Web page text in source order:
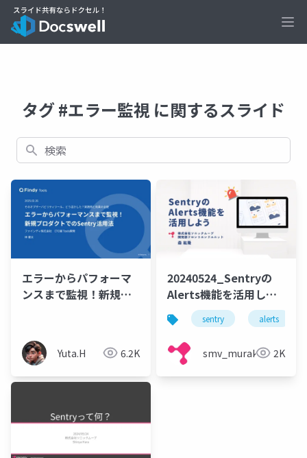
タグ #エラー監視 に関するスライド
検索
エラーからパフォーマ
ンスまで監視！新規プ
Yuta.H 6.2K
20240524_Sentryの
Alerts機能を活用しよ
う
sentry alerts
smv_murakami2K